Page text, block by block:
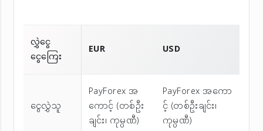
လွှဲငွေ
ငွေကြေး
EUR USD
ငွေလွှဲသူ
PayForex အ
ကောင့် (တစ်ဦး
ချင်း၊ ကုမ္ပဏီ)
PayForex အကော
င့် (တစ်ဦးချင်း၊
ကုမ္ပဏီ)